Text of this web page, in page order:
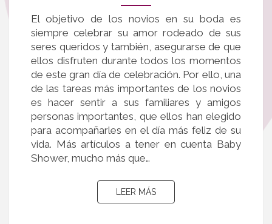
LOS
INVITADOS
DE
TU
BODA
El objetivo de los novios en su boda es
siempre celebrar su amor rodeado de sus
seres queridos y también, asegurarse de que
ellos disfruten durante todos los momentos
de este gran día de celebración. Por ello, una
de las tareas más importantes de los novios
es hacer sentir a sus familiares y amigos
personas importantes, que ellos han elegido
para acompañarles en el día más feliz de su
vida. Más artículos a tener en cuenta Baby
Shower, mucho más que…
LEER MÁSLEER MÁS